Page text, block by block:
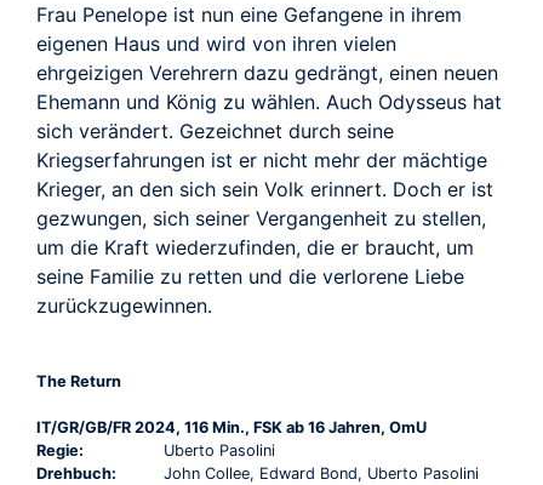
Frau Penelope ist nun eine Gefangene in ihrem
eigenen Haus und wird von ihren vielen
ehrgeizigen Verehrern dazu gedrängt, einen neuen
Ehemann und König zu wählen. Auch Odysseus hat
sich verändert. Gezeichnet durch seine
Kriegserfahrungen ist er nicht mehr der mächtige
Krieger, an den sich sein Volk erinnert. Doch er ist
gezwungen, sich seiner Vergangenheit zu stellen,
um die Kraft wiederzufinden, die er braucht, um
seine Familie zu retten und die verlorene Liebe
zurückzugewinnen.
The Return
IT/GR/GB/FR 2024, 116 Min., FSK ab 16 Jahren, OmU
Regie:
Uberto Pasolini
Drehbuch:
John Collee, Edward Bond, Uberto Pasolini